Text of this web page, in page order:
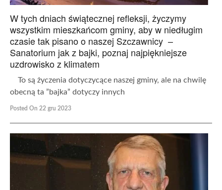
W tych dniach świątecznej refleksji, życzymy
wszystkim mieszkańcom gminy, aby w niedługim
czasie tak pisano o naszej Szczawnicy –
Sanatorium jak z bajki, poznaj najpiękniejsze
uzdrowisko z klimatem
To są życzenia dotyczycące naszej gminy, ale na chwilę
obecną ta ”bajka” dotyczy innych
Posted On 22 gru 2023